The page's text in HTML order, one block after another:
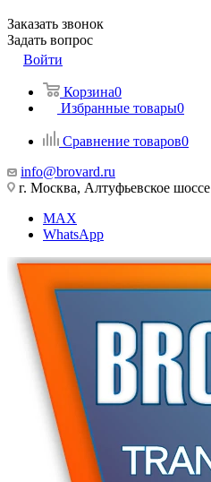
Заказать звонок
Задать вопрос
Войти
Корзина0
Избранные товары0
Сравнение товаров0
info@brovard.ru
г. Москва, Алтуфьевское шоссе
MAX
WhatsApp